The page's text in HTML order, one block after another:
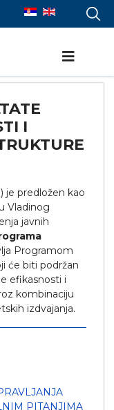
I
je predložen kao
Vladinog
javnih
Programom
će biti podržan
efikasnosti i
kombinaciju
izdvajanja.
PITANJIMA